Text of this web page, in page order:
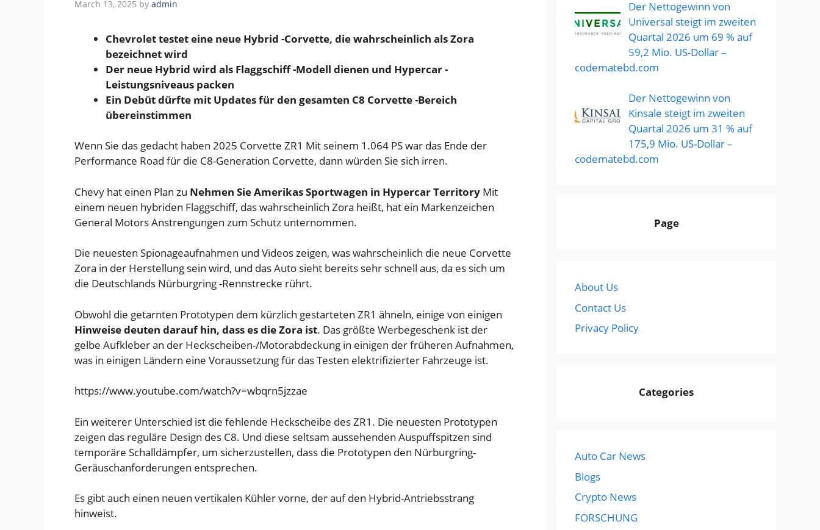
March 13, 2025 by admin
Chevrolet testet eine neue Hybrid -Corvette, die wahrscheinlich als Zora
bezeichnet wird
Der neue Hybrid wird als Flaggschiff -Modell dienen und Hypercar -
Leistungsniveaus packen
Ein Debüt dürfte mit Updates für den gesamten C8 Corvette -Bereich
übereinstimmen
Wenn Sie das gedacht haben 2025 Corvette ZR1 Mit seinem 1.064 PS war das Ende der
Performance Road für die C8-Generation Corvette, dann würden Sie sich irren.
Chevy hat einen Plan zu Nehmen Sie Amerikas Sportwagen in Hypercar Territory Mit
einem neuen hybriden Flaggschiff, das wahrscheinlich Zora heißt, hat ein Markenzeichen
General Motors Anstrengungen zum Schutz unternommen.
Die neuesten Spionageaufnahmen und Videos zeigen, was wahrscheinlich die neue Corvette
Zora in der Herstellung sein wird, und das Auto sieht bereits sehr schnell aus, da es sich um
die Deutschlands Nürburgring -Rennstrecke rührt.
Obwohl die getarnten Prototypen dem kürzlich gestarteten ZR1 ähneln, einige von einigen
Hinweise deuten darauf hin, dass es die Zora ist. Das größte Werbegeschenk ist der
gelbe Aufkleber an der Heckscheiben-/Motorabdeckung in einigen der früheren Aufnahmen,
was in einigen Ländern eine Voraussetzung für das Testen elektrifizierter Fahrzeuge ist.
https://www.youtube.com/watch?v=wbqrn5jzzae
Ein weiterer Unterschied ist die fehlende Heckscheibe des ZR1. Die neuesten Prototypen
zeigen das reguläre Design des C8. Und diese seltsam aussehenden Auspuffspitzen sind
temporäre Schalldämpfer, um sicherzustellen, dass die Prototypen den Nürburgring-
Geräuschanforderungen entsprechen.
Es gibt auch einen neuen vertikalen Kühler vorne, der auf den Hybrid-Antriebsstrang
hinweist.
Der Nettogewinn von
Universal steigt im zweiten
Quartal 2026 um 69 % auf
59,2 Mio. US-Dollar –
codematebd.com
Der Nettogewinn von
Kinsale steigt im zweiten
Quartal 2026 um 31 % auf
175,9 Mio. US-Dollar –
codematebd.com
Page
About Us
Contact Us
Privacy Policy
Categories
Auto Car News
Blogs
Crypto News
FORSCHUNG